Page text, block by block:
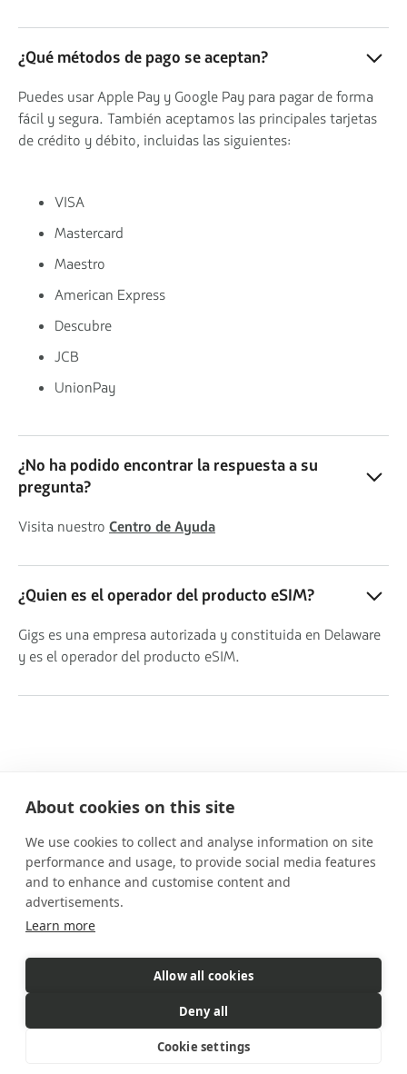
¿Qué métodos de pago se aceptan?
Puedes usar Apple Pay y Google Pay para pagar de forma
fácil y segura. También aceptamos las principales tarjetas
de crédito y débito, incluidas las siguientes:
VISA
Mastercard
Maestro
American Express
Descubre
JCB
UnionPay
¿No ha podido encontrar la respuesta a su
pregunta?
Visita nuestro Centro de Ayuda
¿Quien es el operador del producto eSIM?
Gigs es una empresa autorizada y constituida en Delaware
y es el operador del producto eSIM.
Nuestros planes
Prestaciones
Cómo funciona
Contacto
eSIM es un producto comercializado
las ventas, la facturación y el servicio al cliente
© 2026 Gigs. All Rights Reserved.
About cookies on this site
We use cookies to collect and analyse information on site
performance and usage, to provide social media features
and to enhance and customise content and
advertisements.
Learn more
Allow all cookies
Deny all
Cookie settings